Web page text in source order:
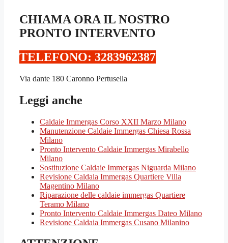
CHIAMA ORA IL NOSTRO
PRONTO INTERVENTO
TELEFONO: 3283962387‬
Via dante 180 Caronno Pertusella
Leggi anche
Caldaie Immergas Corso XXII Marzo Milano
Manutenzione Caldaie Immergas Chiesa Rossa
Milano
Pronto Intervento Caldaie Immergas Mirabello
Milano
Sostituzione Caldaie Immergas Niguarda Milano
Revisione Caldaia Immergas Quartiere Villa
Magentino Milano
Riparazione delle caldaie immergas Quartiere
Teramo Milano
Pronto Intervento Caldaie Immergas Dateo Milano
Revisione Caldaia Immergas Cusano Milanino